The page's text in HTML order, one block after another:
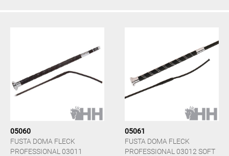
05060
FUSTA DOMA FLECK
PROFESSIONAL 03011
05061
FUSTA DOMA FLECK
PROFESSIONAL 03012 SOFT